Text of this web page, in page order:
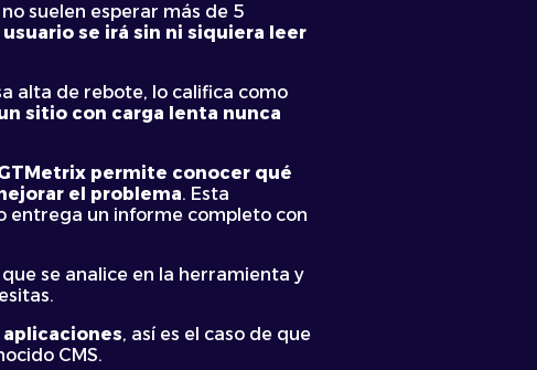
suelen esperar más de 5
usuario se irá sin ni siquiera leer
alta de rebote, lo califica como
sitio con carga lenta nunca
permite conocer qué
el problema. Esta
entrega un informe completo con
se analice en la herramienta y
, así es el caso de que
CMS.